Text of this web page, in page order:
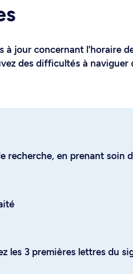
à jour concernant l'horaire
des difficultés à naviguer
recherche, en prenant soin
les 3 premières lettres du